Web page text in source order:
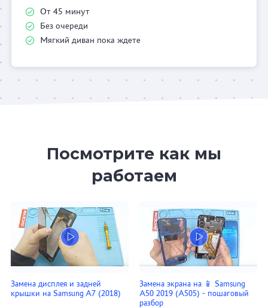
От 45 минут
Без очереди
Мягкий диван пока ждете
Посмотрите как мы
работаем
Замена дисплея и задней
крышки на Samsung A7 (2018)
Замена экрана на 📱 Samsung
A50 2019 (A505) - пошаговый
разбор